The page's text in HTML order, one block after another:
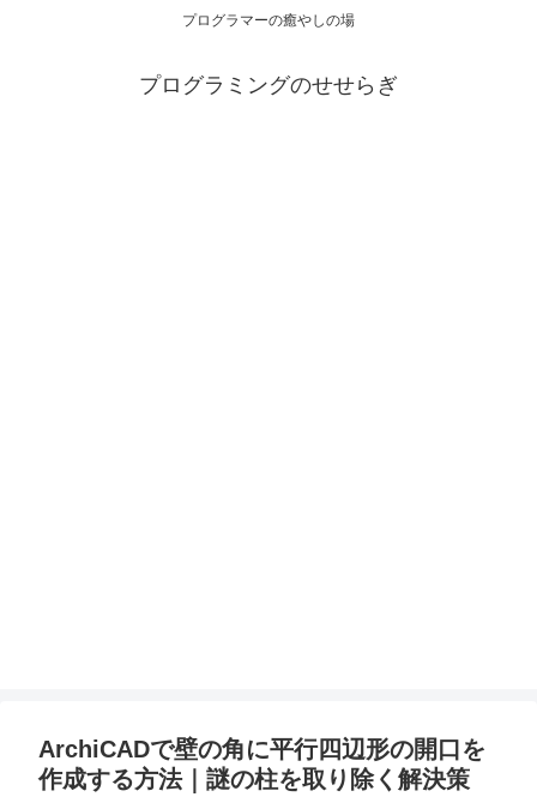
プログラマーの癒やしの場
プログラミングのせせらぎ
ArchiCADで壁の角に平行四辺形の開口を
作成する方法｜謎の柱を取り除く解決策